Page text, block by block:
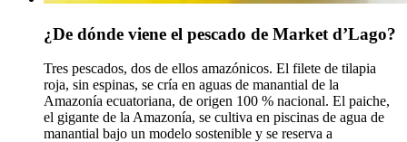
¿De dónde viene el pescado de Market d’Lago?
Tres pescados, dos de ellos amazónicos. El filete de tilapia
roja, sin espinas, se cría en aguas de manantial de la
Amazonía ecuatoriana, de origen 100 % nacional. El paiche,
el gigante de la Amazonía, se cultiva en piscinas de agua de
manantial bajo un modelo sostenible y se reserva a